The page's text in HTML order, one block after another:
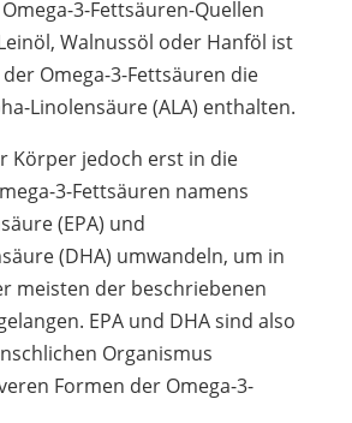
3-Fettsäuren-Quellen
Walnussöl oder Hanföl ist
Omega-3-Fettsäuren die
Linolensäure (ALA) enthalten.
Körper jedoch erst in die
3-Fettsäuren namens
(EPA) und
(DHA) umwandeln, um in
meisten der beschriebenen
EPA und DHA sind also
Organismus
Formen der Omega-3-